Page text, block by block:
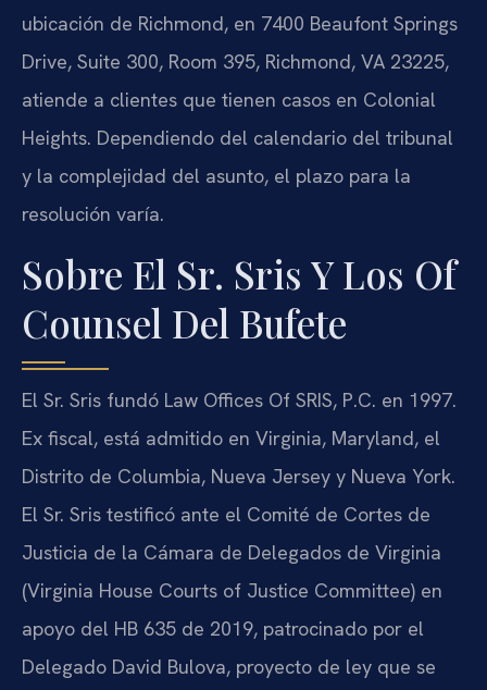
ubicación de Richmond, en 7400 Beaufont Springs
Drive, Suite 300, Room 395, Richmond, VA 23225,
atiende a clientes que tienen casos en Colonial
Heights. Dependiendo del calendario del tribunal
y la complejidad del asunto, el plazo para la
resolución varía.
Sobre El Sr. Sris Y Los Of
Counsel Del Bufete
El Sr. Sris fundó Law Offices Of SRIS, P.C. en 1997.
Ex fiscal, está admitido en Virginia, Maryland, el
Distrito de Columbia, Nueva Jersey y Nueva York.
El Sr. Sris testificó ante el Comité de Cortes de
Justicia de la Cámara de Delegados de Virginia
(Virginia House Courts of Justice Committee) en
apoyo del HB 635 de 2019, patrocinado por el
Delegado David Bulova, proyecto de ley que se